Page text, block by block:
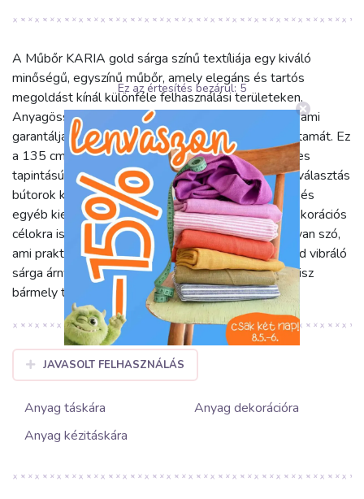
A Műbőr KARIA gold sárga színű textíliája egy kiváló
minőségű, egyszínű műbőr, amely elegáns és tartós
megoldást kínál különféle felhasználási területeken.
Anyagösszetétele 76% PVC, 2% PU és 22% PE, ami
garantálja az anyag strapabírását és hosszú élettartamát. Ez
a 135 cm széles és 400 g/m2 súlyú műbőr kellemes
tapintású, mégis ellenálló felületet biztosít. Ideális választás
bútorok kárpitozásához, divatos táskák, pénztárcák és
egyéb kiegészítők készítéséhez, de használható dekorációs
célokra is. Könnyen kezelhető, tisztítható anyagról van szó,
ami praktikus mindennapi használatra. A KARIA gold vibráló
sárga árnyalata élénkséget és modern eleganciát visz
bármely térbe vagy alkotásba.
JAVASOLT FELHASZNÁLÁS
Anyag táskára
Anyag dekorációra
Anyag kézitáskára
Ez az értesítés bezárul: 5